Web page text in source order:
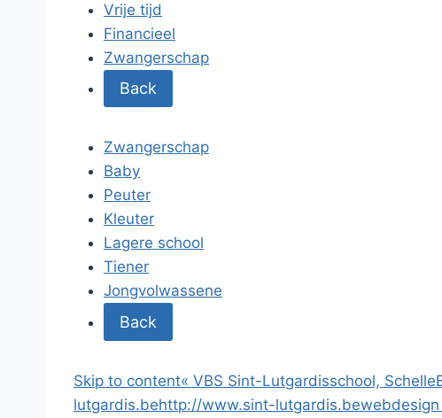
Vrije tijd
Financieel
Zwangerschap
Back
Zwangerschap
Baby
Peuter
Kleuter
Lagere school
Tiener
Jongvolwassene
Back
Skip to content« VBS Sint-Lutgardisschool, Schelle
lutgardis.behttp://www.sint-lutgardis.be